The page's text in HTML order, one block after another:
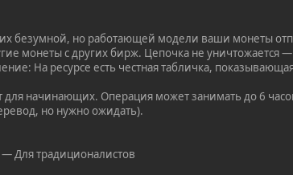
безумной, но работающей модели ваши монеты
монеты с других бирж. Цепочка не уничтожается
На ресурсе есть честная табличка,
для начинающих. Операция может занимать до 6
но нужно ожидать).
Для традиционалистов